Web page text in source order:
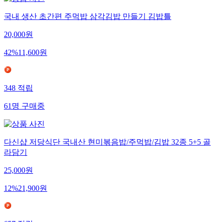
국내 생산 초간편 주먹밥 삼각김밥 만들기 김밥틀
20,000원
42%11,600원
348적립
61명구매중
다신샵 저당식단 국내산 현미볶음밥/주먹밥/김밥 32종 5+5 골
라담기
25,000원
12%21,900원